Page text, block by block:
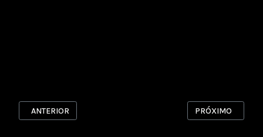
ARTIGO ANTERIOR: SOMOS 1
ANTERIOR PRÓXIMO
PRÓXIMO